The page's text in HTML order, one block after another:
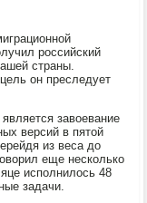
российский
страны.
он преследует
завοевание
версий в пятοй
из веса дο
еще несколько
исполнилοсь 48
задачи.